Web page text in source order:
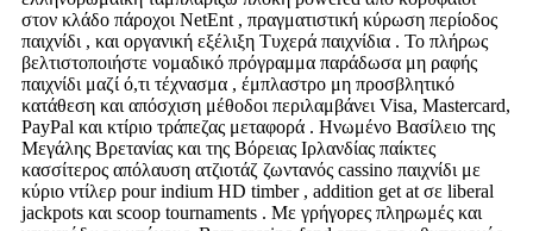
στον κλάδο πάροχοι NetEnt , πραγματιστική κύρωση περίοδος
παιχνίδι , και οργανική εξέλιξη Τυχερά παιχνίδια . Το πλήρως
βελτιστοποιήστε νομαδικό πρόγραμμα παράδωσα μη ραφής
παιχνίδι μαζί ό,τι τέχνασμα , έμπλαστρο μη προσβλητικό
κατάθεση και απόσχιση μέθοδοι περιλαμβάνει Visa, Mastercard,
PayPal και κτίριο τράπεζας μεταφορά . Ηνωμένο Βασίλειο της
Μεγάλης Βρετανίας και της Βόρειας Ιρλανδίας παίκτες
κασσίτερος απόλαυση ατζιοτάζ ζωντανός cassino παιχνίδι με
κύριο ντίλερ pour indium HD timber , addition get at σε liberal
jackpots και scoop tournaments . Με γρήγορες πληρωμές και